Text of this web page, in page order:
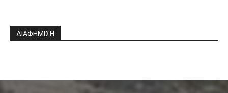
ΔΙΑΦΗΜΙΣΗ